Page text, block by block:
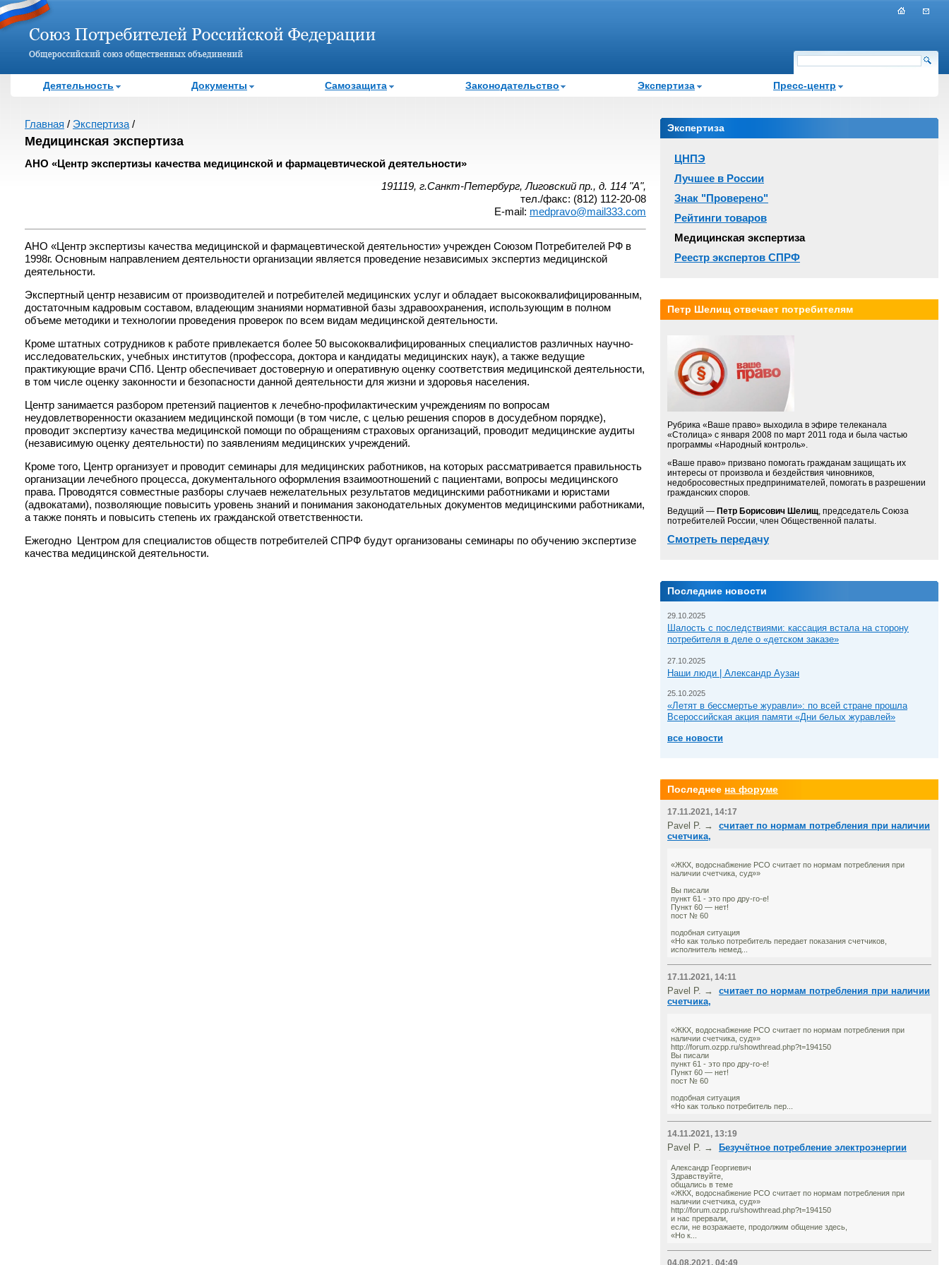
Деятельность Документы Самозащита Законодательство Экспертиза Пресс-центр
Главная / Экспертиза /
Медицинская экспертиза
АНО «Центр экспертизы качества медицинской и фармацевтической деятельности»
191119, г.Санкт-Петербург, Лиговский пр., д. 114 "А",
тел./факс: (812) 112-20-08
E-mail: medpravo@mail333.com
АНО «Центр экспертизы качества медицинской и фармацевтической деятельности» учрежден Союзом Потребителей РФ в
1998г. Основным направлением деятельности организации является проведение независимых экспертиз медицинской
деятельности.
Экспертный центр независим от производителей и потребителей медицинских услуг и обладает высококвалифицированным,
достаточным кадровым составом, владеющим знаниями нормативной базы здравоохранения, использующим в полном
объеме методики и технологии проведения проверок по всем видам медицинской деятельности.
Кроме штатных сотрудников к работе привлекается более 50 высококвалифицированных специалистов различных научно-
исследовательских, учебных институтов (профессора, доктора и кандидаты медицинских наук), а также ведущие
практикующие врачи СПб. Центр обеспечивает достоверную и оперативную оценку соответствия медицинской деятельности,
в том числе оценку законности и безопасности данной деятельности для жизни и здоровья населения.
Центр занимается разбором претензий пациентов к лечебно-профилактическим учреждениям по вопросам
неудовлетворенности оказанием медицинской помощи (в том числе, с целью решения споров в досудебном порядке),
проводит экспертизу качества медицинской помощи по обращениям страховых организаций, проводит медицинские аудиты
(независимую оценку деятельности) по заявлениям медицинских учреждений.
Кроме того, Центр организует и проводит семинары для медицинских работников, на которых рассматривается правильность
организации лечебного процесса, документального оформления взаимоотношений с пациентами, вопросы медицинского
права. Проводятся совместные разборы случаев нежелательных результатов медицинскими работниками и юристами
(адвокатами), позволяющие повысить уровень знаний и понимания законодательных документов медицинскими работниками,
а также понять и повысить степень их гражданской ответственности.
Ежегодно Центром для специалистов обществ потребителей СПРФ будут организованы семинары по обучению экспертизе
качества медицинской деятельности.
Экспертиза
ЦНПЭ
Лучшее в России
Знак "Проверено"
Рейтинги товаров
Медицинская экспертиза
Реестр экспертов СПРФ
Петр Шелищ отвечает потребителям
Рубрика «Ваше право» выходила в эфире телеканала
«Столица» с января 2008 по март 2011 года и была частью
программы «Народный контроль».
«Ваше право» призвано помогать гражданам защищать их
интересы от произвола и бездействия чиновников,
недобросовестных предпринимателей, помогать в разрешении
гражданских споров.
Ведущий — Петр Борисович Шелищ, председатель Союза
потребителей России, член Общественной палаты.
Смотреть передачу
Последние новости
29.10.2025
Шалость с последствиями: кассация встала на сторону
потребителя в деле о «детском заказе»
27.10.2025
Наши люди | Александр Аузан
25.10.2025
«Летят в бессмертье журавли»: по всей стране прошла
Всероссийская акция памяти «Дни белых журавлей»
все новости
Последнее на форуме
17.11.2021, 14:17
Pavel P. → считает по нормам потребления при наличии
счетчика,
«ЖКХ, водоснабжение РСО считает по нормам потребления при
наличии счетчика, суд»»
Вы писали
пункт 61 - это про дру-го-е!
Пункт 60 — нет!
пост № 60
подобная ситуация
«Но как только потребитель передает показания счетчиков,
исполнитель немед...
17.11.2021, 14:11
Pavel P. → считает по нормам потребления при наличии
счетчика,
«ЖКХ, водоснабжение РСО считает по нормам потребления при
наличии счетчика, суд»»
http://forum.ozpp.ru/showthread.php?t=194150
Вы писали
пункт 61 - это про дру-го-е!
Пункт 60 — нет!
пост № 60
подобная ситуация
«Но как только потребитель пер...
14.11.2021, 13:19
Pavel P. → Безучётное потребление электроэнергии
Александр Георгиевич
Здравствуйте,
общались в теме
«ЖКХ, водоснабжение РСО считает по нормам потребления при
наличии счетчика, суд»»
http://forum.ozpp.ru/showthread.php?t=194150
и нас прервали,
если, не возражаете, продолжим общение здесь,
«Но к...
04.08.2021, 04:49